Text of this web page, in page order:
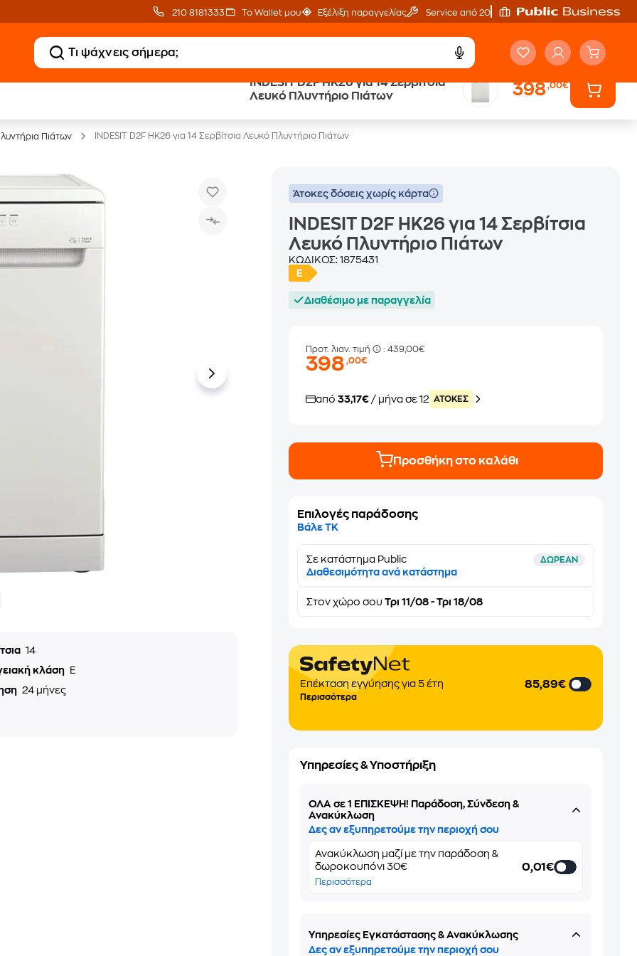
210 8181333 Το Wallet μου Εξέλιξη παραγγελίας Service από 20'
INDESIT D2F HK26 για 14 Σερβίτσια
Λευκό Πλυντήριο Πιάτων
398,00€
Άτοκες Δόσεις Public επιστροφή €
Πιάτων INDESIT D2F HK26 για 14 Σερβίτσια Λευκό Πλυντήριο Πιάτων
14
κλάση
E
24 μήνες
Άτοκες δόσεις χωρίς κάρτα
INDESIT D2F HK26 για 14 Σερβίτσια
Λευκό Πλυντήριο Πιάτων
ΚΩΔΙΚΟΣ:1875431
Διαθέσιμο με παραγγελία
Προτ. λιαν. τιμή : 439,00€
398,00€
από33,17€ / μήνα σε 12 ATOKEΣ
Προσθήκη στο καλάθι
Επιλογές παράδοσης
Βάλε ΤΚ
Σε κατάστημα Public ΔΩΡΕΑΝ
Διαθεσιμότητα ανά κατάστημα
Στονχώρο σου Τρι 11/08 - Τρι 18/08
Επέκταση εγγύησης για 5 έτη
Περισσότερα
85,89€
Υπηρεσίες & Υποστήριξη
ΌΛΑ σε 1 ΕΠΙΣΚΕΨΗ! Παράδοση, Σύνδεση &
Ανακύκλωση
Δες αν εξυπηρετούμε την περιοχή σου
Ανακύκλωση μαζί με την παράδοση &
δωροκουπόνι 30€
Περισσότερα
0,01€
Υπηρεσίες Εγκατάστασης & Ανακύκλωσης
Δες αν εξυπηρετούμε την περιοχή σου